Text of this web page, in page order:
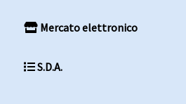
Mercato elettronico
S.D.A.